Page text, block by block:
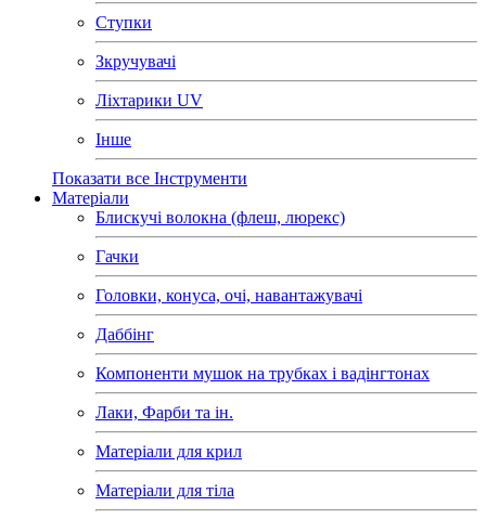
Ступки
Зкручувачі
Ліхтарики UV
Інше
Показати все Інструменти
Матеріали
Блискучі волокна (флеш, люрекс)
Гачки
Головки, конуса, очі, навантажувачі
Даббінг
Компоненти мушок на трубках і вадінгтонах
Лаки, Фарби та ін.
Матеріали для крил
Матеріали для тіла